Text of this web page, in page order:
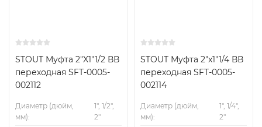
STOUT Муфта 2"X1"1/2 ВВ
переходная SFT-0005-
002112
Диаметр (дюйм,
мм):
1", 1/2",
2"
STOUT Муфта 2"x1"1/4 ВВ
переходная SFT-0005-
002114
Диаметр (дюйм,
мм):
1", 1/4",
2"